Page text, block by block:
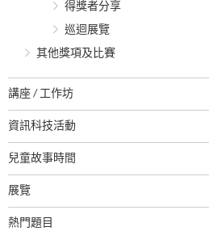
得獎者分享
巡迴展覽
其他獎項及比賽
講座 / 工作坊
資訊科技活動
兒童故事時間
展覽
熱門題目